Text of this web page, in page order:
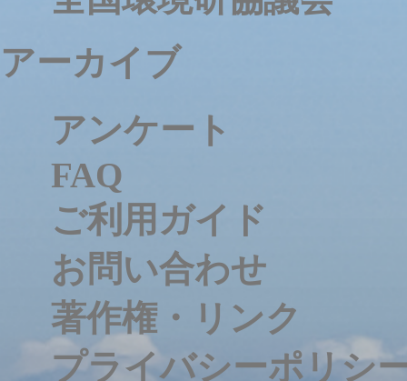
アーカイブ
アンケート
FAQ
ご利用ガイド
お問い合わせ
著作権・リンク
プライバシーポリシ